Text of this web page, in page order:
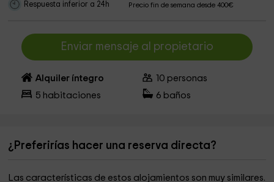
Respuesta inferior a 24h Precio fin de semana desde 400€
Enviar mensaje al propietario
Alquiler íntegro 10 personas
5 habitaciones 6 baños
¿Preferirías hacer una reserva directa?
Las características de estos alojamientos son muy similares.